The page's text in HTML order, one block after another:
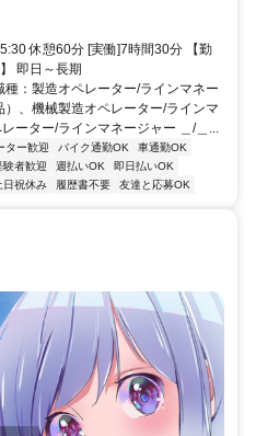
あり）
休憩60分 [実働]7時間30分 【勤
即日～長期
：製造オペレーター/ラインマネー
、機械製造オペレーター/ラインマ
ーター/ラインマネージャー ＿/＿...
ター歓迎 バイク通勤OK
車通勤OK
験者歓迎 週払いOK
即日払いOK
日祝休み 履歴書不要 友達と応募OK